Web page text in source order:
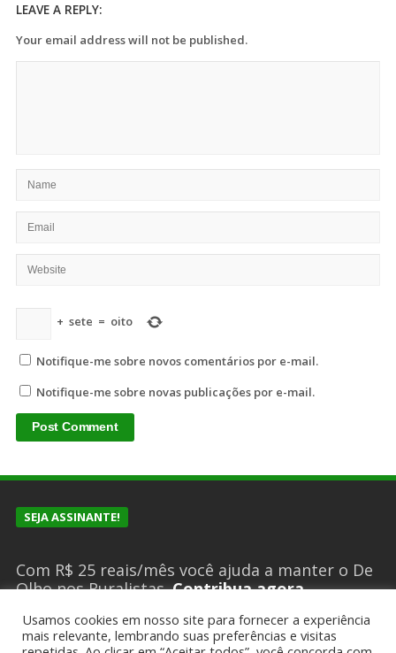
LEAVE A REPLY:
Your email address will not be published.
+ sete = oito
Notifique-me sobre novos comentários por e-mail.
Notifique-me sobre novas publicações por e-mail.
SEJA ASSINANTE!
Com R$ 25 reais/mês você ajuda a manter o De
Olho nos Ruralistas.Contribua agora
Usamos cookies em nosso site para fornecer a experiência
mais relevante, lembrando suas preferências e visitas